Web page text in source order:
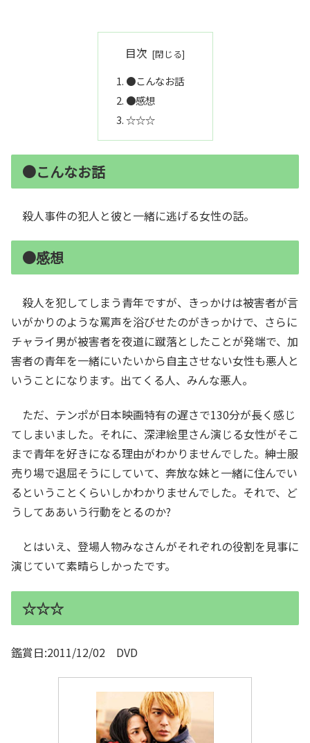
目次
●こんなお話
●感想
☆☆☆
●こんなお話
殺人事件の犯人と彼と一緒に逃げる女性の話。
●感想
殺人を犯してしまう青年ですが、きっかけは被害者が言
いがかりのような罵声を浴びせたのがきっかけで、さらに
チャライ男が被害者を夜道に蹴落としたことが発端で、加
害者の青年を一緒にいたいから自主させない女性も悪人と
いうことになります。出てくる人、みんな悪人。
ただ、テンポが日本映画特有の遅さで130分が長く感じ
てしまいました。それに、深津絵里さん演じる女性がそこ
まで青年を好きになる理由がわかりませんでした。紳士服
売り場で退屈そうにしていて、奔放な妹と一緒に住んでい
るということくらいしかわかりませんでした。それで、ど
うしてああいう行動をとるのか?
とはいえ、登場人物みなさんがそれぞれの役割を見事に
演じていて素晴らしかったです。
☆☆☆
鑑賞日:2011/12/02 DVD